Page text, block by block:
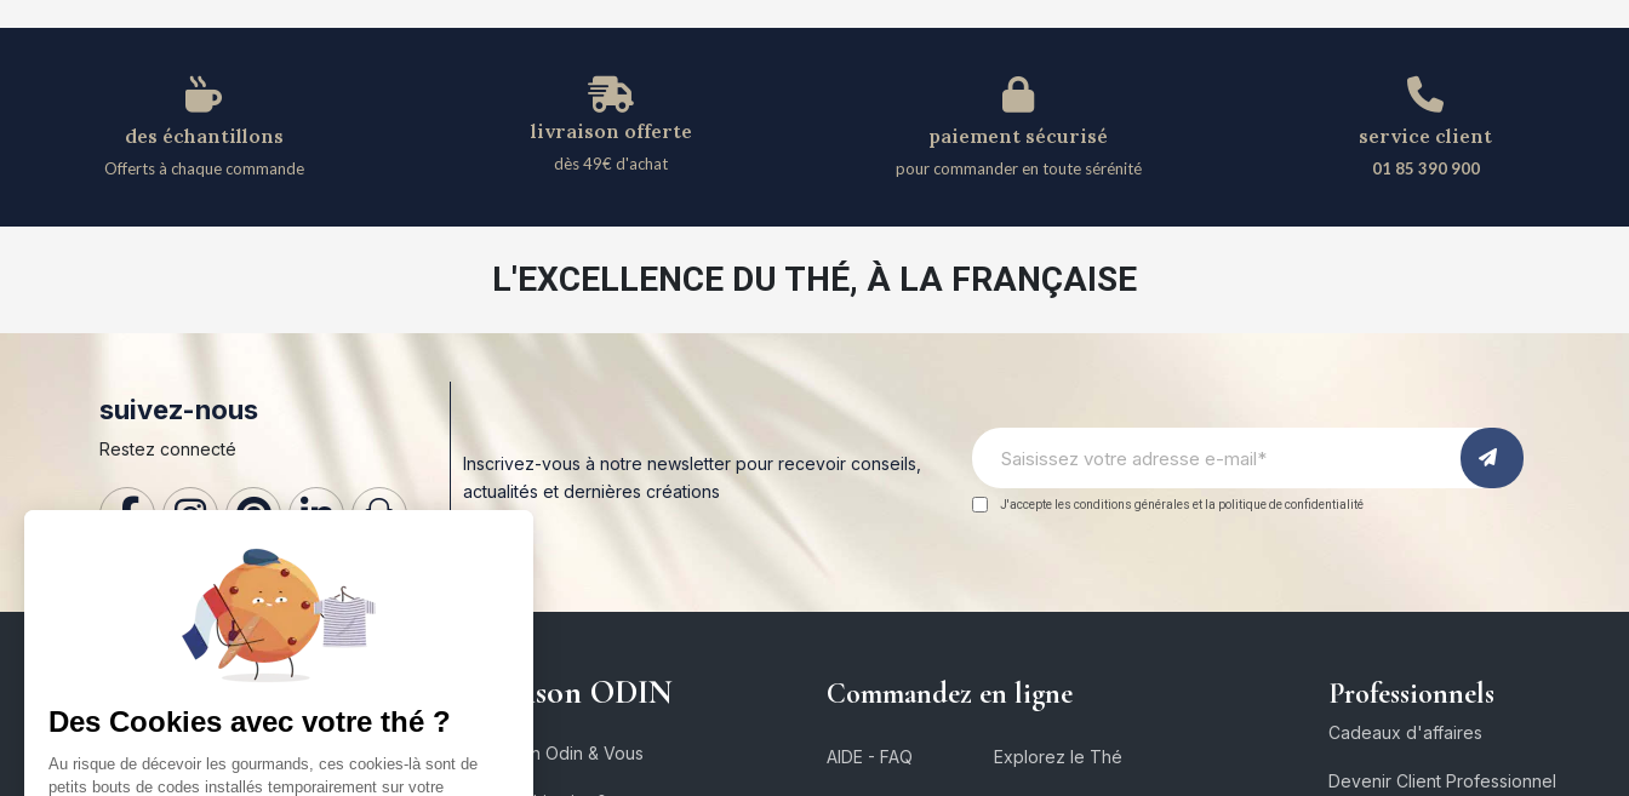
des échantillons
Offerts à chaque commande
livraison offerte
dès 49€ d'achat​
paiement sécurisé
pour commander en toute sérénité
service client
01 85 390 900
L'EXCELLENCE DU THÉ, À LA FRANÇAISE
suivez-nous
Restez connecté
Inscrivez-vous à notre newsletter pour recevoir conseils,
actualités et dernières créations
J'accepte les conditions générales et la politique de confidentialité
Maison ODIN
Maison Odin & Vous
Commandez en ligne
AIDE - FAQ Explorez le Thé
Professionnels
Cadeaux d'affaires
Devenir Client Professionnel